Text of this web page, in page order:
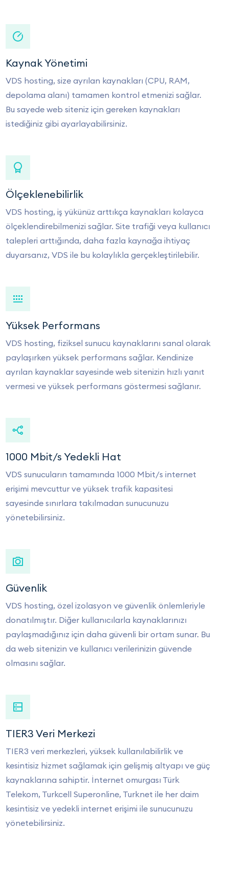
Kaynak Yönetimi
VDS hosting, size ayrılan kaynakları (CPU, RAM,
depolama alanı) tamamen kontrol etmenizi sağlar.
Bu sayede web siteniz için gereken kaynakları
istediğiniz gibi ayarlayabilirsiniz.
Ölçeklenebilirlik
VDS hosting, iş yükünüz arttıkça kaynakları kolayca
ölçeklendirebilmenizi sağlar. Site trafiği veya kullanıcı
talepleri arttığında, daha fazla kaynağa ihtiyaç
duyarsanız, VDS ile bu kolaylıkla gerçekleştirilebilir.
Yüksek Performans
VDS hosting, fiziksel sunucu kaynaklarını sanal olarak
paylaşırken yüksek performans sağlar. Kendinize
ayrılan kaynaklar sayesinde web sitenizin hızlı yanıt
vermesi ve yüksek performans göstermesi sağlanır.
1000 Mbit/s Yedekli Hat
VDS sunucuların tamamında 1000 Mbit/s internet
erişimi mevcuttur ve yüksek trafik kapasitesi
sayesinde sınırlara takılmadan sunucunuzu
yönetebilirsiniz.
Güvenlik
VDS hosting, özel izolasyon ve güvenlik önlemleriyle
donatılmıştır. Diğer kullanıcılarla kaynaklarınızı
paylaşmadığınız için daha güvenli bir ortam sunar. Bu
da web sitenizin ve kullanıcı verilerinizin güvende
olmasını sağlar.
TIER3 Veri Merkezi
TIER3 veri merkezleri, yüksek kullanılabilirlik ve
kesintisiz hizmet sağlamak için gelişmiş altyapı ve güç
kaynaklarına sahiptir. İnternet omurgası Türk
Telekom, Turkcell Superonline, Turknet ile her daim
kesintisiz ve yedekli internet erişimi ile sunucunuzu
yönetebilirsiniz.